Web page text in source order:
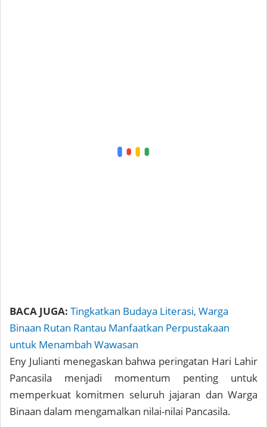
BACA JUGA: Tingkatkan Budaya Literasi, Warga
Binaan Rutan Rantau Manfaatkan Perpustakaan
untuk Menambah Wawasan
Eny Julianti menegaskan bahwa peringatan Hari Lahir
Pancasila menjadi momentum penting untuk
memperkuat komitmen seluruh jajaran dan Warga
Binaan dalam mengamalkan nilai-nilai Pancasila.